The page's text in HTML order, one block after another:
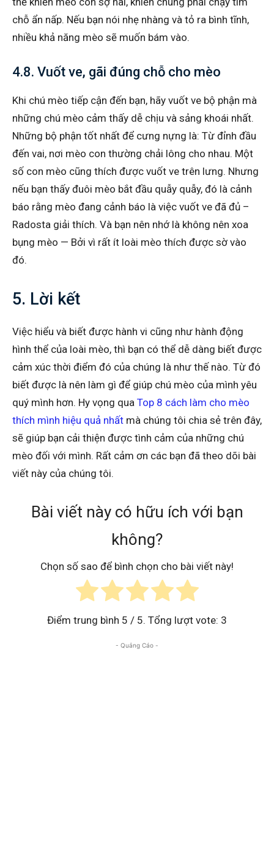
chỗ ẩn nấp. Nếu bạn nói nhẹ nhàng và tỏ ra bình tĩnh,
nhiều khả năng mèo sẽ muốn bám vào.
4.8. Vuốt ve, gãi đúng chỗ cho mèo
Khi chú mèo tiếp cận đến bạn, hãy vuốt ve bộ phận mà
những chú mèo cảm thấy dễ chịu và sảng khoái nhất.
Những bộ phận tốt nhất để cưng nựng là: Từ đỉnh đầu
đến vai, nơi mèo con thường chải lông cho nhau. Một
số con mèo cũng thích được vuốt ve trên lưng. Nhưng
nếu bạn thấy đuôi mèo bắt đầu quẫy quẫy, đó là cảnh
báo rằng mèo đang cảnh báo là việc vuốt ve đã đủ –
Radosta giải thích. Và bạn nên nhớ là không nên xoa
bụng mèo — Bởi vì rất ít loài mèo thích được sờ vào
đó.
5. Lời kết
Việc hiểu và biết được hành vi cũng như hành động
hình thể của loài mèo, thì bạn có thể dễ dàng biết được
cảm xúc thời điểm đó của chúng là như thế nào. Từ đó
biết được là nên làm gì để giúp chú mèo của mình yêu
quý mình hơn. Hy vọng qua Top 8 cách làm cho mèo
thích mình hiệu quả nhất mà chúng tôi chia sẻ trên đây,
sẽ giúp bạn cải thiện được tình cảm của những chú
mèo đối với mình. Rất cảm ơn các bạn đã theo dõi bài
viết này của chúng tôi.
Bài viết này có hữu ích với bạn
không?
Chọn số sao để bình chọn cho bài viết này!
Điểm trung bình 5 / 5. Tổng lượt vote: 3
- Quảng Cáo -